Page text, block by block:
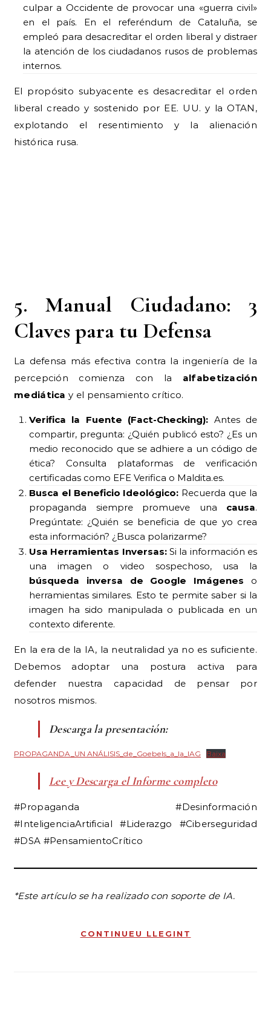
culpar a Occidente de provocar una «guerra civil»
en el país. En el referéndum de Cataluña, se
empleó para desacreditar el orden liberal y distraer
la atención de los ciudadanos rusos de problemas
internos.
El propósito subyacente es desacreditar el orden
liberal creado y sostenido por EE. UU. y la OTAN,
explotando el resentimiento y la alienación
histórica rusa.
Verifica la Fuente (Fact-Checking):Antes de
compartir, pregunta: ¿Quién publicó esto? ¿Es un
medio reconocido que se adhiere a un código de
ética? Consulta plataformas de verificación
certificadas como EFE Verifica o Maldita.es.
Busca el Beneficio Ideológico:
Recuerda que la
propaganda siempre promueve una
Pregúntate: ¿Quién se beneficia de que yo crea
esta información? ¿Busca polarizarme?
Usa Herramientas Inversas: Si la información es
una imagen o video sospechoso, usa la
búsqueda inversa de Google Imágenes
herramientas similares. Esto te permite saber si la
imagen ha sido manipulada o publicada en un
contexto diferente.
En la era de la IA, la neutralidad ya no es suficiente.
Debemos adoptar una postura activa para
defender nuestra capacidad de pensar por
nosotros mismos.
Descarga la presentación:
PROPAGANDA_UN ANÁLISIS_de_Goebels_a_la_IAG Baixa
Lee y Descarga el Informe completo
#Propaganda #Desinformación
#DSA #PensamientoCrítico
*Este artículo se ha realizado con soporte de IA.
CONTINUEU LLEGINT